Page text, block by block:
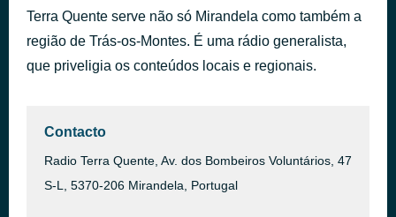
Terra Quente serve não só Mirandela como também a
região de Trás-os-Montes. É uma rádio generalista,
que priveligia os conteúdos locais e regionais.
Contacto
Radio Terra Quente, Av. dos Bombeiros Voluntários, 47
S-L, 5370-206 Mirandela, Portugal